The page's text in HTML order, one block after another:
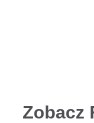
Zobacz